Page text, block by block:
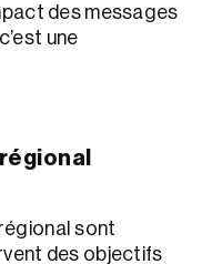
des messages
une
sont
des objectifs